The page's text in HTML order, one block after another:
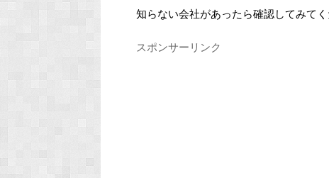
知らない会社があったら確認してみてく
スポンサーリンク